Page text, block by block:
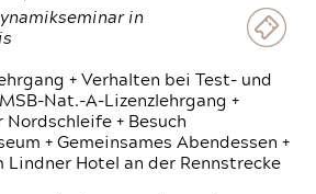
in
+ Verhalten bei Test- und
Nat.-A-Lizenzlehrgang +
Nordschleife + Besuch
+ Gemeinsames Abendessen +
Lindner Hotel an der Rennstrecke